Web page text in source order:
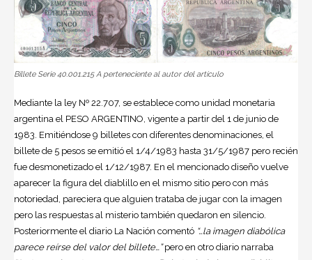
Billete Serie 40.001.215 A perteneciente al autor del artículo
Mediante la ley Nº 22.707, se establece como unidad monetaria
argentina el PESO ARGENTINO, vigente a partir del 1 de junio de
1983. Emitiéndose 9 billetes con diferentes denominaciones, el
billete de 5 pesos se emitió el 1/4/1983 hasta 31/5/1987 pero recién
fue desmonetizado el 1/12/1987. En el mencionado diseño vuelve
aparecer la figura del diablillo en el mismo sitio pero con más
notoriedad, pareciera que alguien trataba de jugar con la imagen
pero las respuestas al misterio también quedaron en silencio.
Posteriormente el diario La Nación comentó “…la imagen diabólica
parece reírse del valor del billete…”pero en otro diario narraba